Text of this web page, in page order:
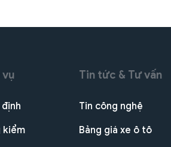
vụ
kiểm
Tin tức & Tư vấn
Tin công nghệ
Bảng giá xe ô tô